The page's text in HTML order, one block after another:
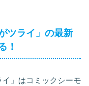
ツライ」の最新
！
」はコミックシーモ